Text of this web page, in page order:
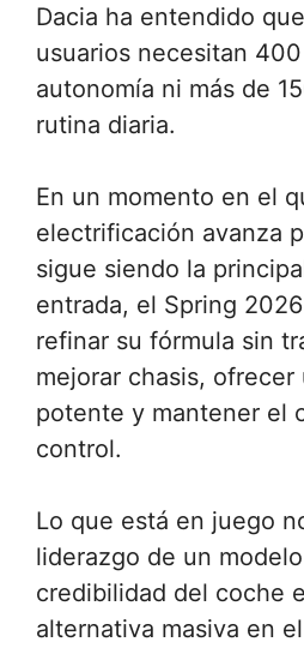
Dacia ha entendido
usuarios necesitan
autonomía ni más de
rutina diaria.
En un momento en el
electrificación avanza
sigue siendo la
entrada, el Spring
refinar su fórmula sin
mejorar chasis, ofrecer
potente y mantener el
control.
Lo que está en juego
liderazgo de un
credibilidad del coche
alternativa masiva en